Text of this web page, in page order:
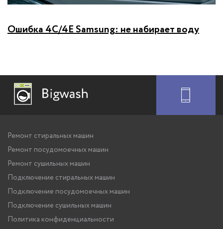
Ошибка 4C/4E Samsung: не набирает воду
Ремонт стиральных машин
Ремонт посудомоечных машин
Ремонт сушильных машин
Подключение стиральных машин
Подключение посудомоечных машин
Подключение сушильных машин
Политика конфиденциальности